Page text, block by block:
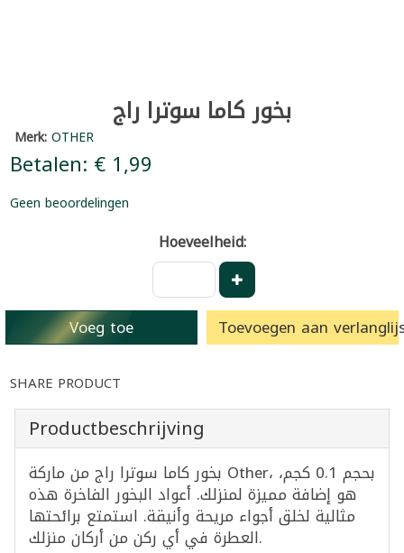
بخور كاما سوترا راج
Merk:OTHER
Betalen: € 1,99
Geen beoordelingen
Hoeveelheid:
Voeg toe Toevoegen aan
SHARE PRODUCT
Productbeschrijving
بخور كاما سوترا راج من ماركة Other، بحجم 0.1 كجم،
هو إضافة مميزة لمنزلك. أعواد البخور الفاخرة هذه
مثالية لخلق أجواء مريحة وأنيقة. استمتع برائحتها
العطرة في أي ركن من أركان منزلك.